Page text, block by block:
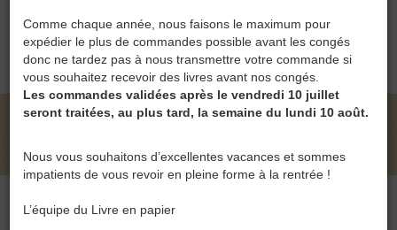
Comme chaque année, nous faisons le maximum pour
expédier le plus de commandes possible avant les congés
donc ne tardez pas à nous transmettre votre commande si
vous souhaitez recevoir des livres avant nos congés.
Les commandes validées après le vendredi 10 juillet
seront traitées, au plus tard, la semaine du lundi 10 août.
Nous vous souhaitons d’excellentes vacances et sommes
impatients de vous revoir en pleine forme à la rentrée !
L’équipe du Livre en papier
0
LE LIVRE EN PAPIER • LES ÉDITIONS
MARCOMIR